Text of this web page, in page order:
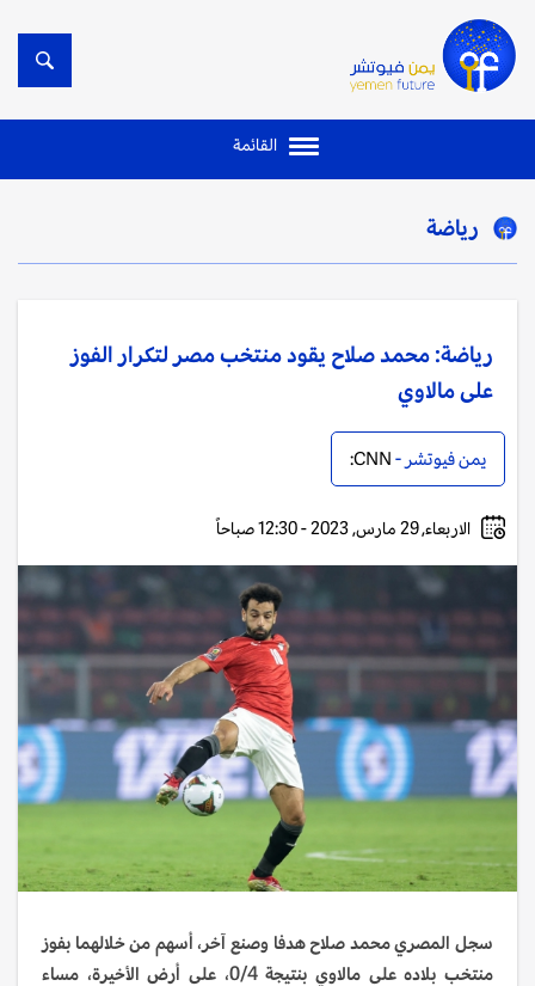
القائمة
رياضة
رياضة: محمد صلاح يقود منتخب مصر لتكرار الفوز
على مالاوي
يمن فيوتشر - CNN:
الاربعاء, 29 مارس, 2023 - 12:30 صباحاً
سجل المصري محمد صلاح هدفا وصنع آخر، أسهم من خلالهما بفوز
منتخب بلاده على مالاوي بنتيجة 0/4، على أرض الأخيرة، مساء